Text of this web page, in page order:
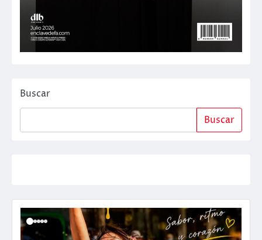
Buscar
Buscar